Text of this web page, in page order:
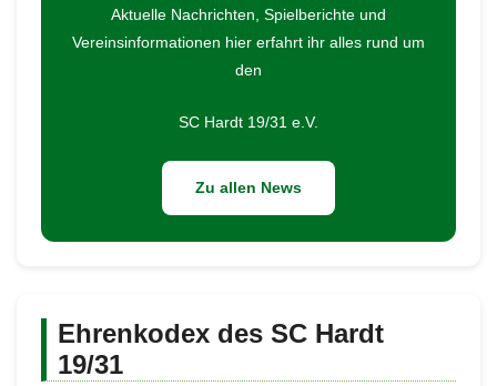
Aktuelle Nachrichten, Spielberichte und
Vereinsinformationen hier erfahrt ihr alles rund um
den
SC Hardt 19/31 e.V.
Zu allen News
Ehrenkodex des SC Hardt
19/31